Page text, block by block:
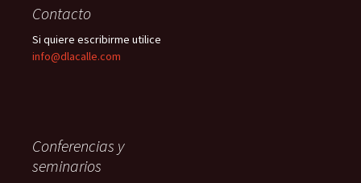
Contacto
Si quiere escribirme utilice
info@dlacalle.com
Conferencias y
seminarios